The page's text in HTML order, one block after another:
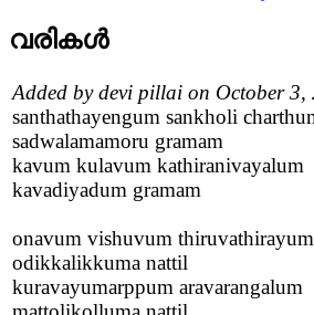
വരികള്‍
Added by devi pillai on October 3,
santhathayengum sankholi
sadwalamamoru gramam
kavum kulavum kathiranivayalum
kavadiyadum gramam
onavum vishuvum thiruvathirayum
odikkalikkuma nattil
kuravayumarppum aravarangalum